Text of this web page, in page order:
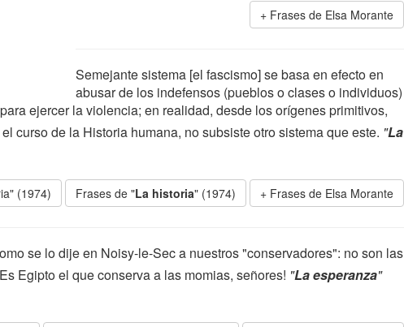
Frases de Elsa Morante
Semejante sistema [el fascismo] se basa en efecto en
abusar de los indefensos (pueblos o clases o individuos)
ejercer la violencia; en realidad, desde los orígenes primitivos,
curso de la Historia humana, no subsiste otro sistema que este. "La
(1974) Frases de "La historia" (1974) Frases de Elsa Morante
se lo dije en Noisy-le-Sec a nuestros "conservadores": no son las
Egipto el que conserva a las momias, señores! "La esperanza"